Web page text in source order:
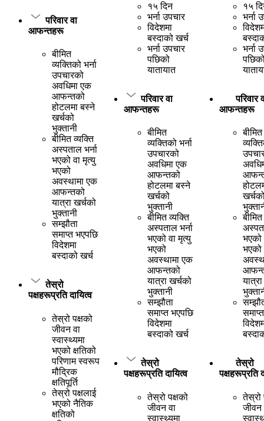
परिवार वा
आफन्तहरू
बीमित
व्यक्तिको भर्ना
उपचारको
अवधिमा एक
आफन्तको
होटलमा बस्ने
खर्चको
भुक्तानी
बीमित व्यक्ति
अस्पताल भर्ना
भएको वा मृत्यु
भएको
अवस्थामा एक
आफन्तको
यात्रा खर्चको
भुक्तानी
सम्झौता
समाप्त भएपछि
विदेशमा
बस्दाको खर्च
तेस्रो
पक्षहरूप्रति दायित्व
तेस्रो पक्षको
जीवन वा
स्वास्थ्यमा
भएको क्षतिको
परिणाम स्वरूप
मौद्रिक
क्षतिपूर्ति
तेस्रो पक्षलाई
भएको नैतिक
क्षतिको
१५ दिन
भर्ना उपचार
विदेशमा
बस्दाको खर्च
भर्ना उपचार
पछिको
यातायात
परिवार वा
आफन्तहरू
बीमित
व्यक्तिको भर्ना
उपचारको
अवधिमा एक
आफन्तको
होटलमा बस्ने
खर्चको
भुक्तानी
बीमित व्यक्ति
अस्पताल भर्ना
भएको वा मृत्यु
भएको
अवस्थामा एक
आफन्तको
यात्रा खर्चको
भुक्तानी
सम्झौता
समाप्त भएपछि
विदेशमा
बस्दाको खर्च
तेस्रो
पक्षहरूप्रति दायित्व
तेस्रो पक्षको
जीवन वा
स्वास्थ्यमा
१५
भर्ना
भर्ना
परिवार
आफन्तहरू
बीमित
भएको
भएको
तेस्रो
पक्षहरूप्रति
तेस्रो
जीवन